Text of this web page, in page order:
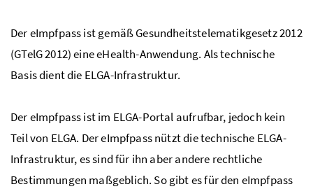
Der eImpfpass ist gemäß Gesundheitstelematikgesetz 2012
(GTelG 2012) eine eHealth-Anwendung. Als technische
Basis dient die ELGA-Infrastruktur.
Der eImpfpass ist im ELGA-Portal aufrufbar, jedoch kein
Teil von ELGA. Der eImpfpass nützt die technische ELGA-
Infrastruktur, es sind für ihn aber andere rechtliche
Bestimmungen maßgeblich. So gibt es für den eImpfpass